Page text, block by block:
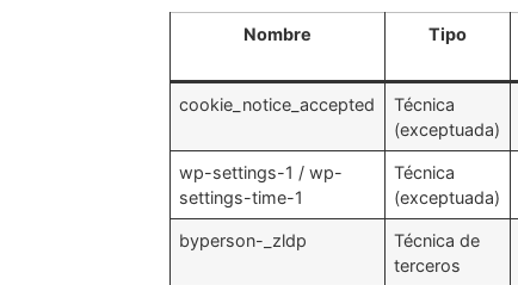
Nombre Tipo
cookie_notice_accepted
Técnica
(exceptuada)
wp-settings-1 / wp-
settings-time-1
Técnica
(exceptuada)
byperson-_zldp
Técnica de
terceros